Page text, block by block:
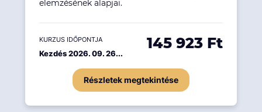
elemzésének alapjai.
KURZUS IDŐPONTJA
Kezdés 2026. 09. 26...
145 923 Ft
Részletek megtekintése